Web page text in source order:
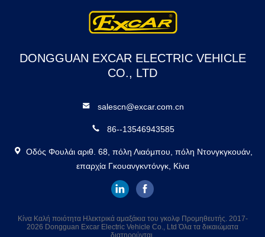
DONGGUAN EXCAR ELECTRIC VEHICLE
CO., LTD
salescn@excar.com.cn
86--13546943585
Οδός Φουλάι αριθ. 68, πόλη Λιαόμπου, πόλη Ντονγκγκουάν,
επαρχία Γκουανγκντόνγκ, Κίνα
Κίνα Καλή ποιότητα Ηλεκτρικά αμαξάκια του γκολφ Προμηθευτής. 2017-
2026 Dongguan Excar Electric Vehicle Co., Ltd Όλα τα δικαιώματα
διατηρούνται.